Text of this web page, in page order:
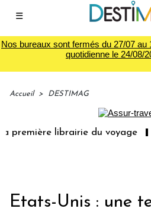
☰
Nos bureaux sont fermés du 27/07 au
quotidienne le 24/08/
Accueil > DESTIMAG
librairie du voyage
Etats-Unis : une